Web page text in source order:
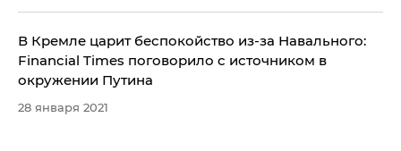
В Кремле царит беспокойство из-за Навального:
Financial Times поговорило с источником в
окружении Путина
28 января 2021